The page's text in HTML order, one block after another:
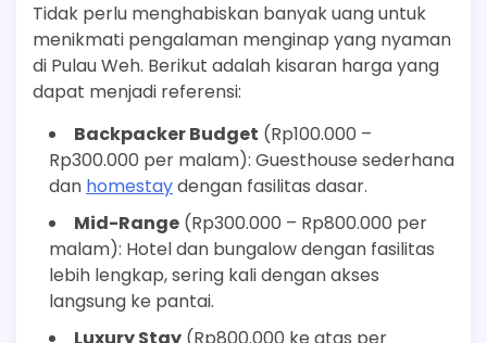
Tidak perlu menghabiskan banyak uang untuk
menikmati pengalaman menginap yang nyaman
di Pulau Weh. Berikut adalah kisaran harga yang
dapat menjadi referensi:
Backpacker Budget (Rp100.000 –
Rp300.000 per malam): Guesthouse sederhana
dan homestaydengan fasilitas dasar.
Mid-Range (Rp300.000 – Rp800.000 per
malam): Hotel dan bungalow dengan fasilitas
lebih lengkap, sering kali dengan akses
langsung ke pantai.